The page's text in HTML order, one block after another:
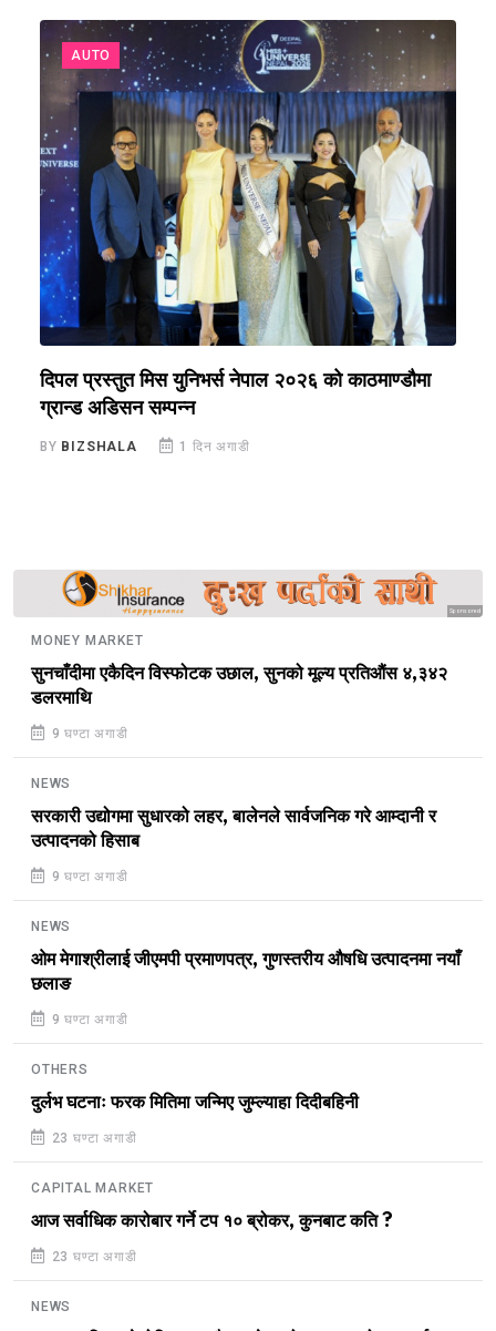
AUTO
दिपल प्रस्तुत मिस युनिभर्स नेपाल २०२६ को काठमाण्डौमा
ग्रान्ड अडिसन सम्पन्न
BY BIZSHALA 1 दिन अगाडी
Sponsored
MONEY MARKET
सुनचाँदीमा एकैदिन विस्फोटक उछाल, सुनको मूल्य प्रतिऔंस ४,३४२
डलरमाथि
9 घण्टा अगाडी
NEWS
सरकारी उद्योगमा सुधारको लहर, बालेनले सार्वजनिक गरे आम्दानी र
उत्पादनको हिसाब
9 घण्टा अगाडी
NEWS
ओम मेगाश्रीलाई जीएमपी प्रमाणपत्र, गुणस्तरीय औषधि उत्पादनमा नयाँ
छलाङ
9 घण्टा अगाडी
OTHERS
दुर्लभ घटनाः फरक मितिमा जन्मिए जुम्ल्याहा दिदीबहिनी
23 घण्टा अगाडी
CAPITAL MARKET
आज सर्वाधिक कारोबार गर्ने टप १० ब्रोकर, कुनबाट कति ?
23 घण्टा अगाडी
NEWS